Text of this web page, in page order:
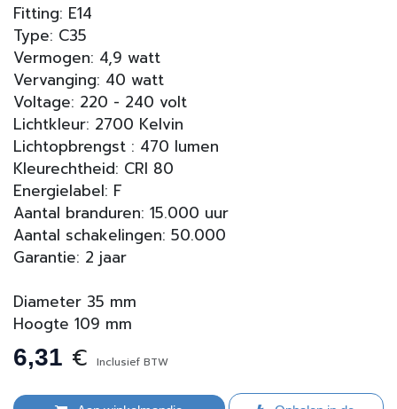
Fitting: E14
Type: C35
Vermogen: 4,9 watt
Vervanging: 40 watt
Voltage: 220 - 240 volt
Lichtkleur: 2700 Kelvin
Lichtopbrengst : 470 lumen
Kleurechtheid: CRI 80
Energielabel: F
Aantal branduren: 15.000 uur
Aantal schakelingen: 50.000
Garantie: 2 jaar
Diameter 35 mm
Hoogte 109 mm
6,31 € Inclusief BTW